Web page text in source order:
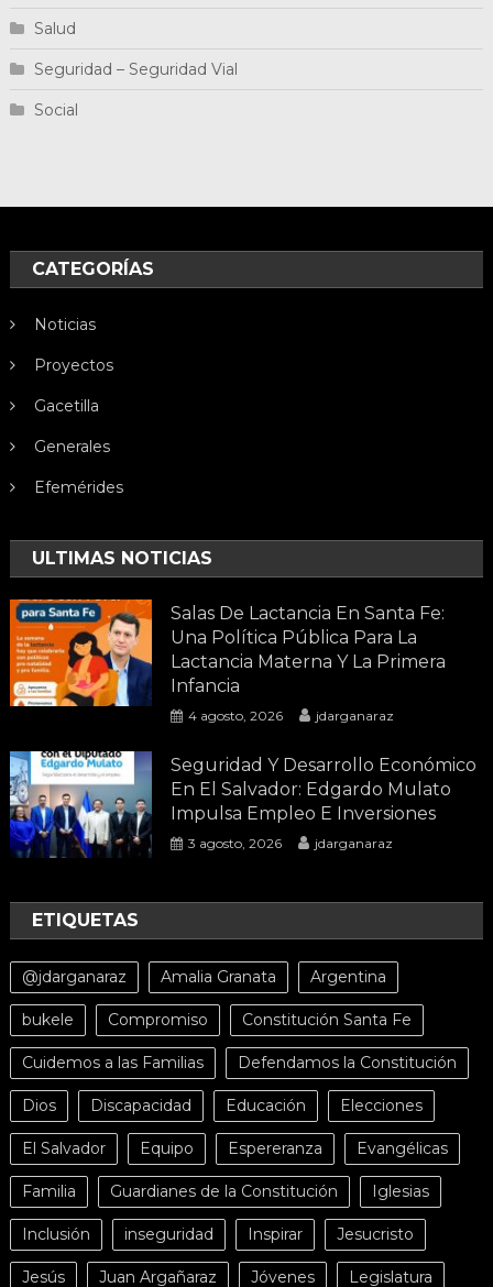
Salud
Seguridad – Seguridad Vial
Social
CATEGORÍAS
Noticias
Proyectos
Gacetilla
Generales
Efemérides
ULTIMAS NOTICIAS
Salas De Lactancia En Santa Fe:
Una Política Pública Para La
Lactancia Materna Y La Primera
Infancia
4 agosto, 2026 jdarganaraz
Seguridad Y Desarrollo Económico
En El Salvador: Edgardo Mulato
Impulsa Empleo E Inversiones
3 agosto, 2026 jdarganaraz
ETIQUETAS
@jdarganaraz Amalia Granata Argentina
bukele Compromiso Constitución Santa Fe
Cuidemos a las Familias Defendamos la Constitución
Dios Discapacidad Educación Elecciones
El Salvador Equipo Espereranza Evangélicas
Familia Guardianes de la Constitución Iglesias
Inclusión inseguridad Inspirar Jesucristo
Jesús Juan Argañaraz Jóvenes Legislatura